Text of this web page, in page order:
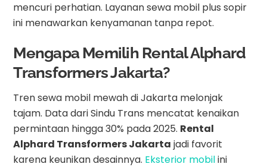
mencuri perhatian. Layanan sewa mobil plus sopir
ini menawarkan kenyamanan tanpa repot.
Mengapa Memilih Rental Alphard
Transformers Jakarta?
Tren sewa mobil mewah di Jakarta melonjak
tajam. Data dari Sindu Trans mencatat kenaikan
permintaan hingga 30% pada 2025. Rental
Alphard Transformers Jakarta jadi favorit
karena keunikan desainnya. Eksterior mobilini